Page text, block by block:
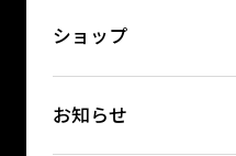
ショップ
お知らせ